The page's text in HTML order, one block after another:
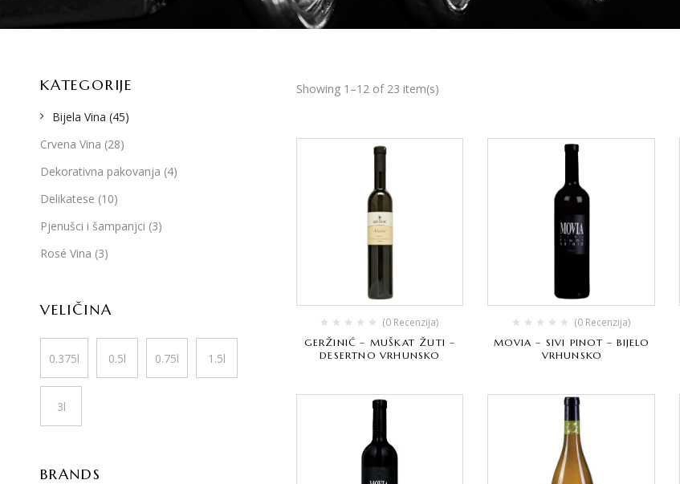
KATEGORIJE
Bijela Vina (45)
Crvena Vina (28)
Dekorativna pakovanja (4)
Delikatese (10)
Pjenušci i šampanjci (3)
Rosé Vina (3)
VELIČINA
0.375l 0.5l 0.75l 1.5l
3l
BRANDS
Showing 1–12 of 23 item(s)
(0 Recenzija)
GERŽINIĆ – MUŠKAT ŽUTI –
DESERTNO VRHUNSKO
(0 Recenzija)
MOVIA – SIVI PINOT – BIJELO
VRHUNSKO